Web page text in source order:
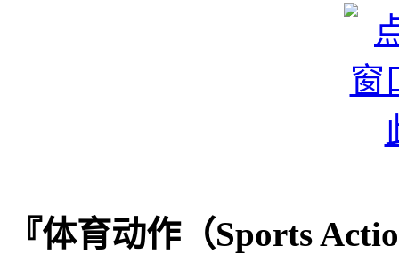
『体育动作（Sports